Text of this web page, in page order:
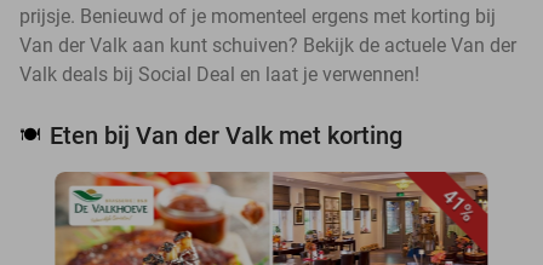
prijsje. Benieuwd of je momenteel ergens met korting bij
Van der Valk aan kunt schuiven? Bekijk de actuele Van der
Valk deals bij Social Deal en laat je verwennen!
🍽️ Eten bij Van der Valk met korting
41%